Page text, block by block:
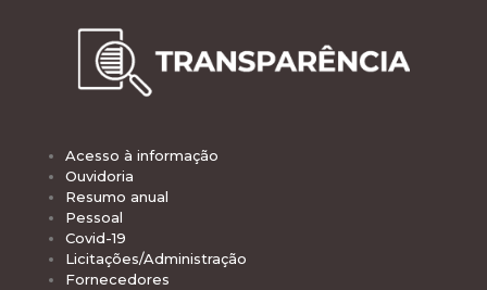
Acesso à informação
Ouvidoria
Resumo anual
Pessoal
Covid-19
Licitações/Administração
Fornecedores